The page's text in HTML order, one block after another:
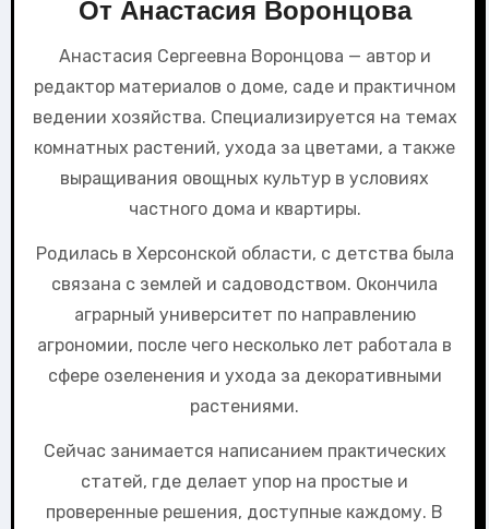
От Анастасия Воронцова
Анастасия Сергеевна Воронцова — автор и
редактор материалов о доме, саде и практичном
ведении хозяйства. Специализируется на темах
комнатных растений, ухода за цветами, а также
выращивания овощных культур в условиях
частного дома и квартиры.
Родилась в Херсонской области, с детства была
связана с землей и садоводством. Окончила
аграрный университет по направлению
агрономии, после чего несколько лет работала в
сфере озеленения и ухода за декоративными
растениями.
Сейчас занимается написанием практических
статей, где делает упор на простые и
проверенные решения, доступные каждому. В